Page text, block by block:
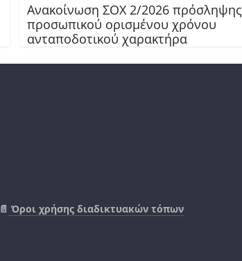
Ανακοίνωση ΣΟΧ 2/2026 πρόσληψης
προσωπικού ορισμένου χρόνου
ανταποδοτικού χαρακτήρα
Όροι χρήσης διαδικτυακών τόπων